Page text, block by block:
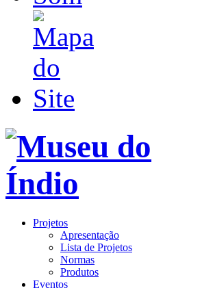
Projetos
Apresentação
Lista de Projetos
Normas
Produtos
Eventos